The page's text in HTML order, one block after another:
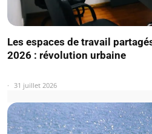
Les espaces de travail
2026 : révolution urbaine
31 juillet 2026